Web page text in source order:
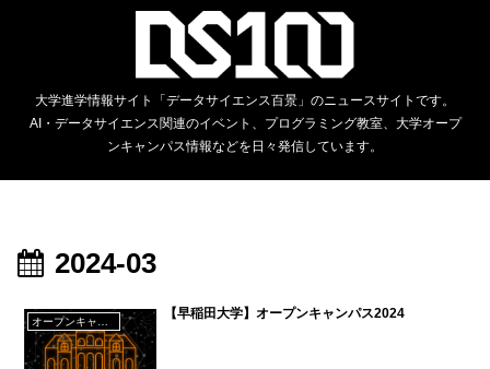
大学進学情報サイト「データサイエンス百景」のニュースサイトです。
AI・データサイエンス関連のイベント、プログラミング教室、大学オープ
ンキャンパス情報などを日々発信しています。
2024-03
【早稲田大学】オープンキャンパス2024